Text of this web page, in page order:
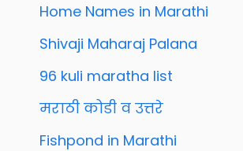
Home Names in Marathi
Shivaji Maharaj Palana
96 kuli maratha list
मराठी कोडी व उत्तरे
Fishpond in Marathi